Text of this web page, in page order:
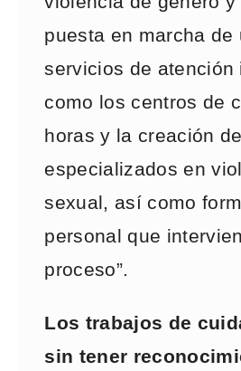
puesta en marcha de
servicios de atención
como los centros de
horas y la creación
especializados en
sexual, así como
personal que
proceso”.
Los trabajos de
sin tener